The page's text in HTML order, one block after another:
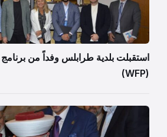
استقبلت بلدية طرابلس وفداً من برنامج
(WFP)